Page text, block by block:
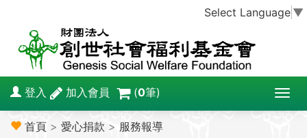
Select Language ▼
T
o
登入 加入會員 (0筆)
首頁 > 愛心捐款 > 服務報導